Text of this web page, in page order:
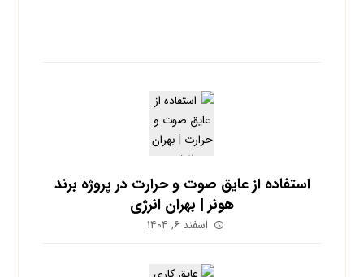
استفاده از عایق صوت و حرارت در پروژه برند
هونر | بهران انرژی
اسفند ۶, ۱۴۰۴